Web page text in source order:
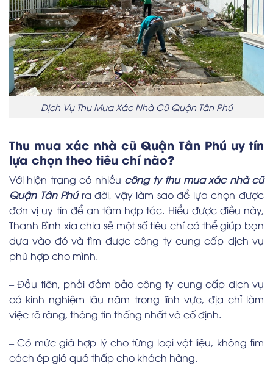
Dịch Vụ Thu Mua Xác Nhà Cũ Quận Tân Phú
Thu mua xác nhà cũ Quận Tân Phú uy tín
lựa chọn theo tiêu chí nào?
Với hiện trạng có nhiều công ty thu mua xác nhà cũ
Quận Tân Phú ra đời, vậy làm sao để lựa chọn được
đơn vị uy tín để an tâm hợp tác. Hiểu được điều này,
Thanh Bình xia chia sẻ một số tiêu chí có thể giúp bạn
dựa vào đó và tìm được công ty cung cấp dịch vụ
phù hợp cho mình.
– Đầu tiên, phải đảm bảo công ty cung cấp dịch vụ
có kinh nghiệm lâu năm trong lĩnh vực, địa chỉ làm
việc rõ ràng, thông tin thống nhất và cố định.
– Có mức giá hợp lý cho từng loại vật liệu, không tìm
cách ép giá quá thấp cho khách hàng.